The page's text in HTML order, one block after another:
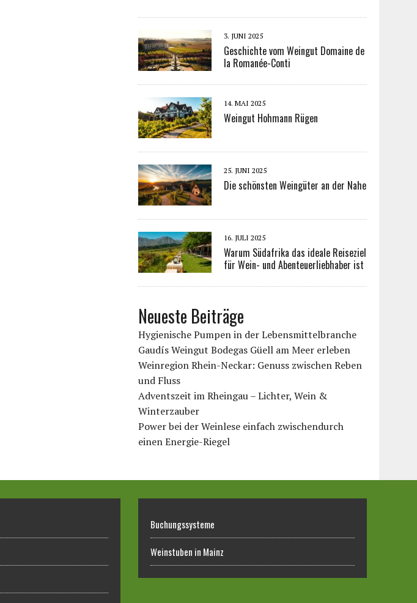
3. JUNI 2025
Geschichte vom Weingut Domaine de
la Romanée-Conti
14. MAI 2025
Weingut Hohmann Rügen
25. JUNI 2025
Die schönsten Weingüter an der Nahe
16. JULI 2025
Warum Südafrika das ideale Reiseziel
für Wein- und Abenteuerliebhaber ist
Neueste Beiträge
Hygienische Pumpen in der Lebensmittelbranche
Gaudís Weingut Bodegas Güell am Meer erleben
Weinregion Rhein-Neckar: Genuss zwischen Reben
und Fluss
Adventszeit im Rheingau – Lichter, Wein &
Winterzauber
Power bei der Weinlese einfach zwischendurch
einen Energie-Riegel
Buchungssysteme
Weinstuben in Mainz